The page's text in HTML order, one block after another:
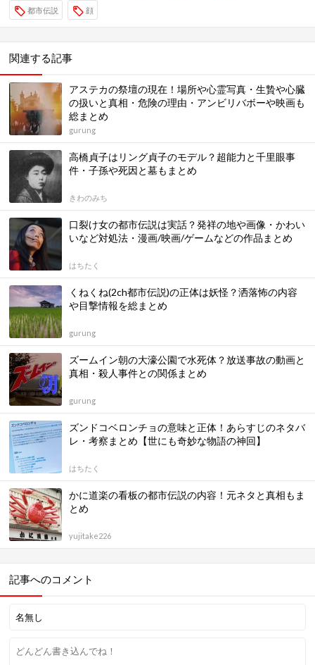
都市伝説 顔
関連する記事
アステカの祭壇の現在！場所や心霊写真・生贄や心臓
の扱いと真相・危険の理由・アンビリバボーや映画も
総まとめ
gurung
高橋貞子はリング貞子のモデル？超能力と千里眼事
件・子孫や死因と墓もまとめ
きわのみち
口裂け女の都市伝説は実話？発祥の地や画像・かわい
いなど対処法・漫画/映画/ゲームなどの作品まとめ
はちたく
くねくね(2ch都市伝説)の正体は妖怪？洒落怖の内容
や目撃情報を総まとめ
gurung
ズームイン朝の大濠公園で水死体？放送事故の動画と
真相・殺人事件との関係まとめ
gurung
ズンドコベロンチョの意味と正体！あらすじのネタバ
レ・考察まとめ【世にも奇妙な物語の神回】
はちたく
かに道楽の看板の都市伝説の内容！元ネタと真相もま
とめ
yujitake226
記事へのコメント